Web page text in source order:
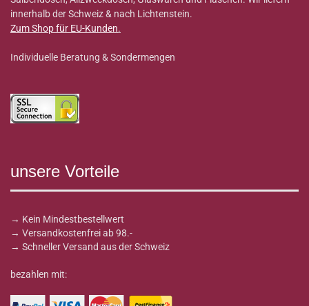
innerhalb der Schweiz & nach Lichtenstein.
Zum Shop für EU-Kunden.
Individuelle Beratung & Sondermengen
unsere Vorteile
→ Kein Mindestbestellwert
→ Versandkostenfrei ab 98.-
→ Schneller Versand aus der Schweiz
bezahlen mit: